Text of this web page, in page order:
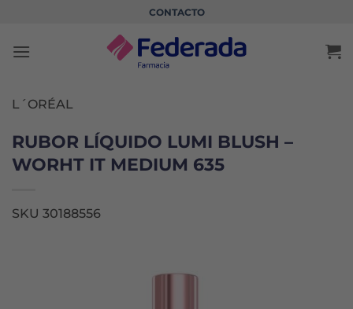
contenido
CONTACTO
L´ORÉAL
RUBOR LÍQUIDO LUMI BLUSH –
WORHT IT MEDIUM 635
SKU 30188556